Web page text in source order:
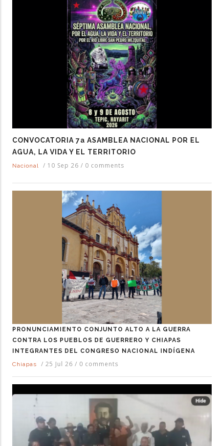
CONVOCATORIA 7a ASAMBLEA NACIONAL POR EL
AGUA, LA VIDA Y EL TERRITORIO
Nacional / 10 Sep 26 / 0 comments
PRONUNCIAMIENTO CONJUNTO ALTO A LA GUERRA
CONTRA LOS PUEBLOS DE GUERRERO Y CHIAPAS
INTEGRANTES DEL CONGRESO NACIONAL INDÍGENA
Chiapas
/ 25 Jul 26 / 0 comments